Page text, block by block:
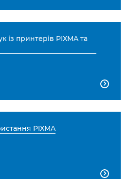
із принтерів PIXMA та

PIXMA
